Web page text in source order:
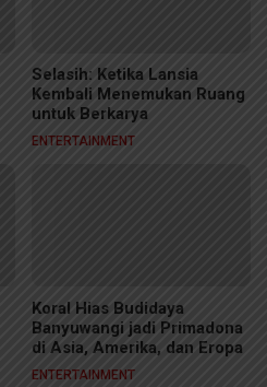
Selasih: Ketika Lansia
Kembali Menemukan Ruang
untuk Berkarya
ENTERTAINMENT
Koral Hias Budidaya
Banyuwangi jadi Primadona
di Asia, Amerika, dan Eropa
ENTERTAINMENT